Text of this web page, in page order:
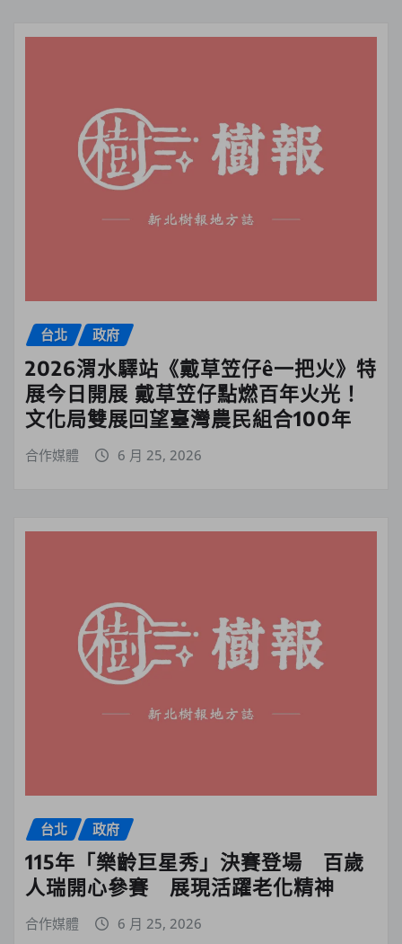
台北 政府
2026渭水驛站《戴草笠仔ê一把火》特
展今日開展 戴草笠仔點燃百年火光！
文化局雙展回望臺灣農民組合100年
合作媒體 6 月 25, 2026
台北 政府
115年「樂齡巨星秀」決賽登場 百歲
人瑞開心參賽 展現活躍老化精神
合作媒體 6 月 25, 2026